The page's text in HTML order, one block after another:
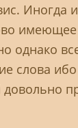
Иногда и
однако
слова